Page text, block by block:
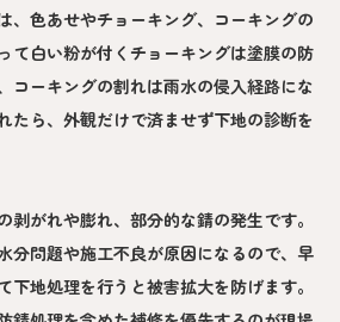
、色あせやチョーキング、コーキングの
て白い粉が付くチョーキングは塗膜の防
コーキングの割れは雨水の侵入経路にな
たら、外観だけで済ませず下地の診断を
剥がれや膨れ、部分的な錆の発生です。
分問題や施工不良が原因になるので、早
下地処理を行うと被害拡大を防げます。